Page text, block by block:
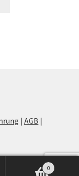
| AGB |
0